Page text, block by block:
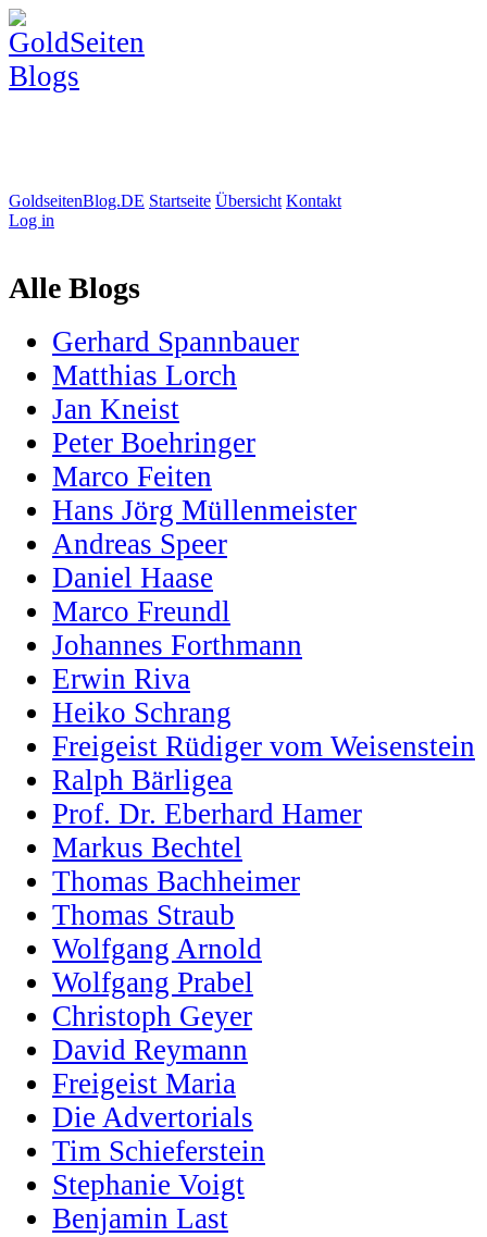
GoldseitenBlog.DE Startseite Übersicht Kontakt
Log in
Alle Blogs
Gerhard Spannbauer
Matthias Lorch
Jan Kneist
Peter Boehringer
Marco Feiten
Hans Jörg Müllenmeister
Andreas Speer
Daniel Haase
Marco Freundl
Johannes Forthmann
Erwin Riva
Heiko Schrang
Freigeist Rüdiger vom Weisenstein
Ralph Bärligea
Prof. Dr. Eberhard Hamer
Markus Bechtel
Thomas Bachheimer
Thomas Straub
Wolfgang Arnold
Wolfgang Prabel
Christoph Geyer
David Reymann
Freigeist Maria
Die Advertorials
Tim Schieferstein
Stephanie Voigt
Benjamin Last